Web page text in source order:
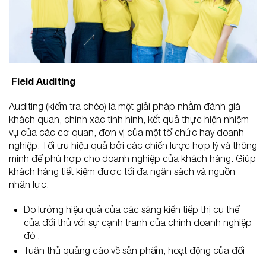
Field Auditing
Auditing (kiểm tra chéo) là một giải pháp nhằm đánh giá
khách quan, chính xác tình hình, kết quả thực hiện nhiệm
vụ của các cơ quan, đơn vị của một tổ chức hay doanh
nghiệp. Tối ưu hiệu quả bởi các chiến lược hợp lý và thông
minh để phù hợp cho doanh nghiệp của khách hàng. Giúp
khách hàng tiết kiệm được tối đa ngân sách và nguồn
nhân lực.
Đo lường hiệu quả của các sáng kiến ​​tiếp thị cụ thể
của đối thủ với sự cạnh tranh của chính doanh nghiệp
đó .
Tuân thủ quảng cáo về sản phẩm, hoạt động của đối